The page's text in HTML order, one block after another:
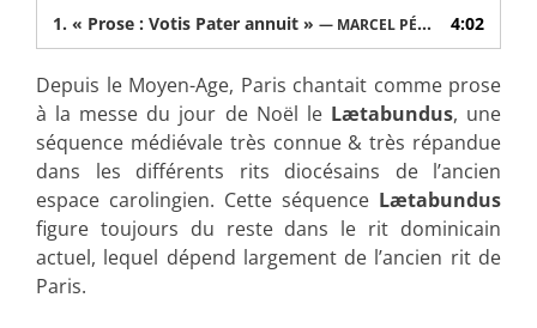
1. « Prose : Votis Pater annuit » — MARCEL PÉRÈS - ENSEMBLE ORGANUM - LES PAGES DE LA CHAPELLE 4:02
Depuis le Moyen-Age, Paris chantait comme prose
à la messe du jour de Noël le Lætabundus, une
séquence médiévale très connue & très répandue
dans les différents rits diocésains de l’ancien
espace carolingien. Cette séquence Lætabundus
figure toujours du reste dans le rit dominicain
actuel, lequel dépend largement de l’ancien rit de
Paris.